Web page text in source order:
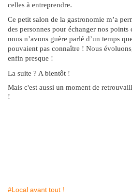
celles à entreprendre.
Ce petit salon de la gastronomie m’a
des personnes pour échanger nos points
nous n’avons guère parlé d’un temps
pouvaient pas connaître ! Nous
enfin presque !
La suite ? A bientôt !
Mais c'est aussi un moment de
!
#Local avant tout !